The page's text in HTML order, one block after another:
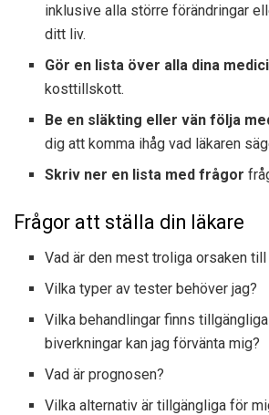
inklusive alla större förändringar
ditt liv.
Gör en lista över alla dina
kosttillskott.
Be en släkting eller vän följa
dig att komma ihåg vad läkaren
Skriv ner en lista med frågor
Frågor att ställa din läkare
Vad är den mest troliga orsaken
Vilka typer av tester behöver jag?
Vilka behandlingar finns
biverkningar kan jag förvänta mig?
Vad är prognosen?
Vilka alternativ är tillgängliga för